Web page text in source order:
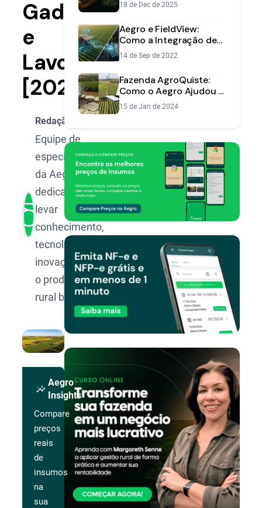
Gado
e
Lavoura
[2025]
Redação Aegro
Equipe de
especialistas
da Aegro,
dedicada a
levar
conhecimento,
tecnologia e
inovação para
o produtor
rural brasileiro.
insights
Aegro
Insights
Compare
preços
reais
de
insumos
na
sua
dados
18 de Dec de 2025
Aegro e FieldView:
Como a Integração de
Dados Otimiza a Gestão
da Fazenda
14 de Sep de 2022
Fazenda AgroQuiste:
Como o Aegro Ajudou a
Transformar Informação
em Lucro
15 de Jan de 2024